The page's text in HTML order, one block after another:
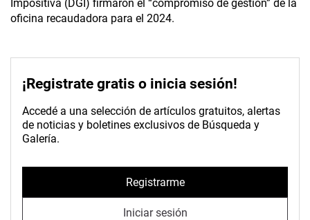
Impositiva (DGI) firmaron el “compromiso de gestión” de la
oficina recaudadora para el 2024.
¡Registrate gratis o inicia sesión!
Accedé a una selección de artículos gratuitos, alertas
de noticias y boletines exclusivos de Búsqueda y
Galería.
Registrarme
Iniciar sesión